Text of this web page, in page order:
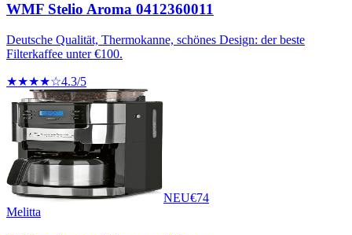
WMF Stelio Aroma 0412360011
Deutsche Qualität, Thermokanne, schönes Design: der beste
Filterkaffee unter €100.
★★★★☆4.3/5
NEU€74
Melitta